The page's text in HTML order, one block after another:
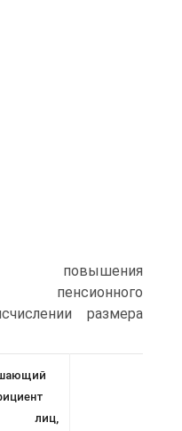
повышения
пенсионного
размера
лиц,